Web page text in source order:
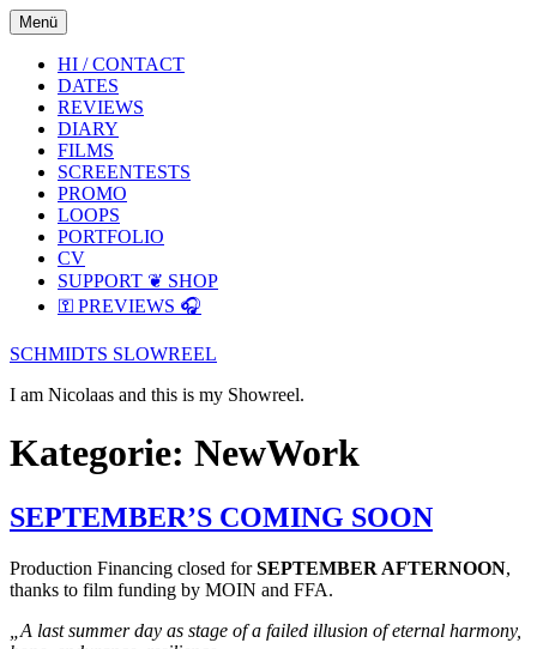
Skip
to
content
Skip
to
main
menu
Menü
HI / CONTACT
DATES
REVIEWS
DIARY
FILMS
SCREENTESTS
PROMO
LOOPS
PORTFOLIO
CV
SUPPORT ❦ SHOP
⚿ PREVIEWS 🎧
SCHMIDTS SLOWREEL
I am Nicolaas and this is my Showreel.
Kategorie: NewWork
SEPTEMBER’S COMING SOON
Production Financing closed forSEPTEMBER AFTERNOON,
thanks to film funding by MOIN and FFA.
„A last summer day as stage of a failed illusion of eternal harmony,